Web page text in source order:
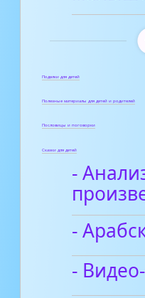
Поделки для детей
Полезные материалы для детей и родителей
Пословицы и поговорки
Сказки для детей
-
-
-